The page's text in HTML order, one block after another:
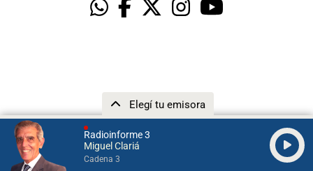
Radioinforme 3
Miguel Clariá
Cadena 3
Elegí tu emisora